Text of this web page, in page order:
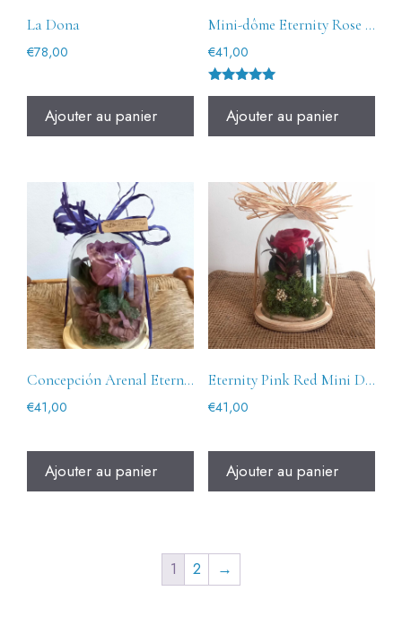
La Dona
€78,00
Ajouter au panier
Mini-dôme Eternity Rose Bleu
€41,00
sur 5
Ajouter au panier
Concepción Arenal Eternal Purple Pink Mini Dome
€41,00
Ajouter au panier
Eternity Pink Red Mini Dome
€41,00
Ajouter au panier
1 2 →